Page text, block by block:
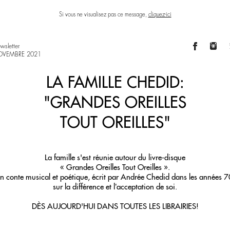
Si vous ne visualisez pas ce message, cliquez-ici
2021
LA FAMILLE CHEDID:
"GRANDES OREILLES
TOUT OREILLES"
La famille s'est réunie autour du livre-disque
« Grandes Oreilles Tout Oreilles ».
conte musical et poétique, écrit par Andrée Chedid dans les années
sur la différence et l’acceptation de soi.
DÈS AUJOURD'HUI DANS TOUTES LES LIBRAIRIES!